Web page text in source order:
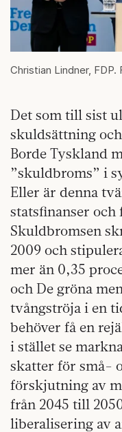
Christian Lindner, FDP.
Det som till sist
skuldsättning
Borde Tyskland
”skuldbroms” i
Eller är denna
statsfinanser och
Skuldbromsen
2009 och
mer än 0,35
och De gröna
tvångströja i en
behöver få en
i stället se
skatter för små-
förskjutning av
från 2045 till
liberalisering av